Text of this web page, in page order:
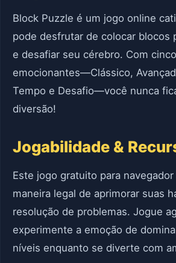
Block Puzzle é um jogo online
pode desfrutar de colocar blocos
e desafiar seu cérebro. Com
emocionantes—Clássico,
Tempo e Desafio—você nunca
diversão!
Jogabilidade &
Este jogo gratuito para
maneira legal de aprimorar suas
resolução de problemas. Jogue
experimente a emoção de
níveis enquanto se diverte com